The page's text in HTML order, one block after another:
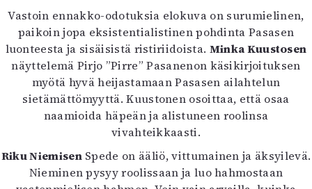
4/2026
2–3/2026
1/2026
6/2025
5/2025 saame
Lehtiarkisto
Tilaus ja irtonumerot
Yhteistyössä
Vastoin ennakko-odotuksia elokuva on surumielinen,
paikoin jopa eksistentialistinen pohdinta Pasasen
luonteesta ja sisäisistä ristiriidoista. Minka Kuustosen
näyttelemä Pirjo ”Pirre” Pasanenon käsikirjoituksen
myötä hyvä heijastamaan Pasasen ailahtelun
sietämättömyyttä. Kuustonen osoittaa, että osaa
naamioida häpeän ja alistuneen roolinsa
vivahteikkaasti.
Riku NiemisenSpede on ääliö, vittumainen ja äksyilevä.
Nieminen pysyy roolissaan ja luo hahmostaan